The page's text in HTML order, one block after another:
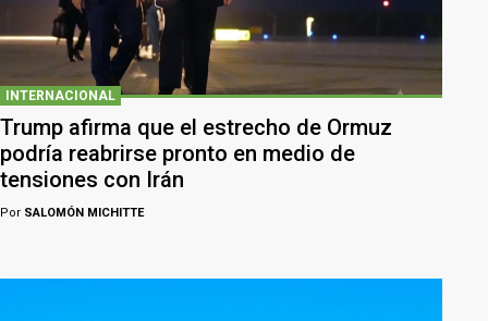
INTERNACIONAL
Trump afirma que el estrecho de Ormuz
podría reabrirse pronto en medio de
tensiones con Irán
Por SALOMÓN MICHITTE